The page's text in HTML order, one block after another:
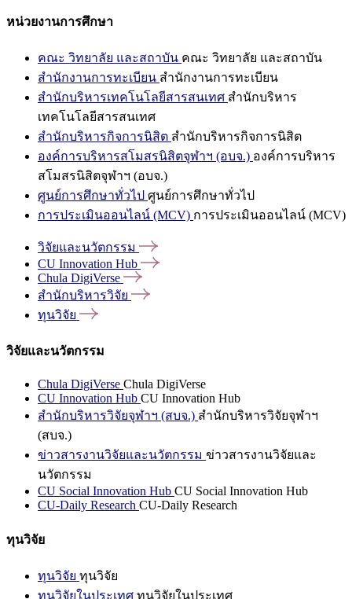
หน่วยงานการศึกษา
คณะ วิทยาลัย และสถาบัน คณะ วิทยาลัย และสถาบัน
สำนักงานการทะเบียน สำนักงานการทะเบียน
สำนักบริหารเทคโนโลยีสารสนเทศ สำนักบริหาร
เทคโนโลยีสารสนเทศ
สำนักบริหารกิจการนิสิต สำนักบริหารกิจการนิสิต
องค์การบริหารสโมสรนิสิตจุฬาฯ (อบจ.) องค์การบริหาร
สโมสรนิสิตจุฬาฯ (อบจ.)
ศูนย์การศึกษาทั่วไป ศูนย์การศึกษาทั่วไป
การประเมินออนไลน์ (MCV) การประเมินออนไลน์ (MCV)
วิจัยและนวัตกรรม
CU Innovation Hub
Chula DigiVerse
สำนักบริหารวิจัย
ทุนวิจัย
วิจัยและนวัตกรรม
Chula DigiVerse Chula DigiVerse
CU Innovation Hub CU Innovation Hub
สำนักบริหารวิจัยจุฬาฯ (สบจ.) สำนักบริหารวิจัยจุฬาฯ
(สบจ.)
ข่าวสารงานวิจัยและนวัตกรรม ข่าวสารงานวิจัยและ
นวัตกรรม
CU Social Innovation Hub CU Social Innovation Hub
CU-Daily Research CU-Daily Research
ทุนวิจัย
ทุนวิจัย ทุนวิจัย
ทุนวิจัยในประเทศ ทุนวิจัยในประเทศ